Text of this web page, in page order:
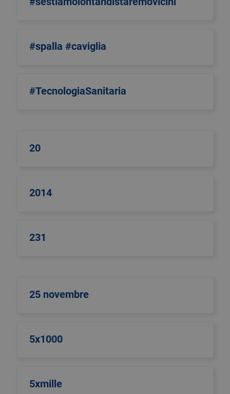
#spalla #caviglia
#TecnologiaSanitaria
20
2014
231
25 novembre
5x1000
5xmille